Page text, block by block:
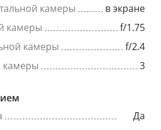
камеры
в экране
камеры
f/1.75
камеры
f/2.4
камеры
3
Да